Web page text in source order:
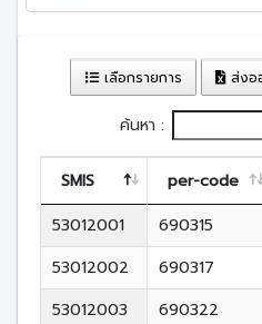
เลือกรายการ ส่งอ
ค้นหา :
SMIS per-code
53012001
690315
53012002
690317
53012003
690322